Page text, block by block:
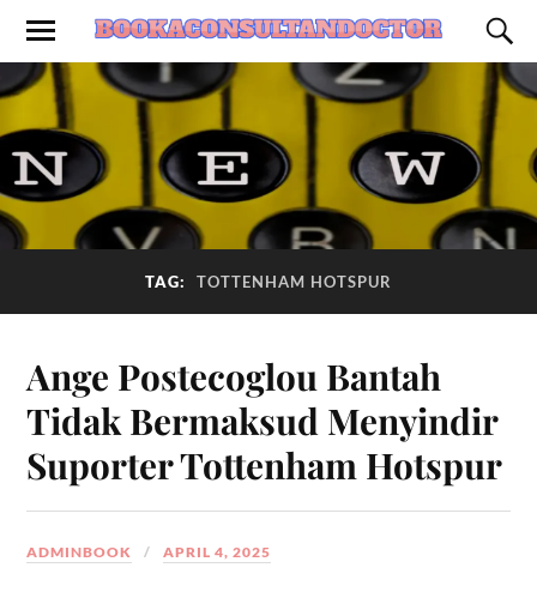
TAG: TOTTENHAM HOTSPUR
Ange Postecoglou Bantah
Tidak Bermaksud Menyindir
Suporter Tottenham Hotspur
ADMINBOOK APRIL 4, 2025